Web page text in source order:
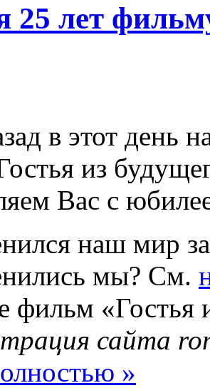
25 лет
в этот день
из
Вас с
наш мир
мы? См.
фильм
сайта
»